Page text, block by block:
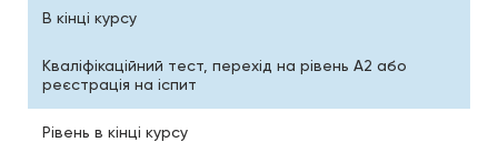
В кінці курсу
Кваліфікаційний тест, перехід на рівень A2 або
реєстрація на іспит
Рівень в кінці курсу